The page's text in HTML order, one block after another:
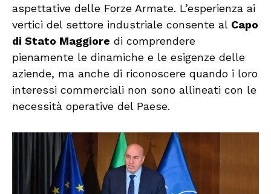
aspettative delle Forze Armate. L’esperienza ai
vertici del settore industriale consente al Capo
di Stato Maggiore di comprendere
pienamente le dinamiche e le esigenze delle
aziende, ma anche di riconoscere quando i loro
interessi commerciali non sono allineati con le
necessità operative del Paese.